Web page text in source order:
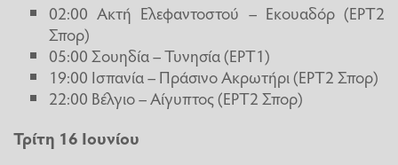
02:00 Ακτή Ελεφαντοστού – Εκουαδόρ (ΕΡΤ2
Σπορ)
05:00 Σουηδία – Τυνησία (ΕΡΤ1)
19:00 Ισπανία – Πράσινο Ακρωτήρι (ΕΡΤ2 Σπορ)
22:00 Βέλγιο – Αίγυπτος (ΕΡΤ2 Σπορ)
Τρίτη 16 Ιουνίου